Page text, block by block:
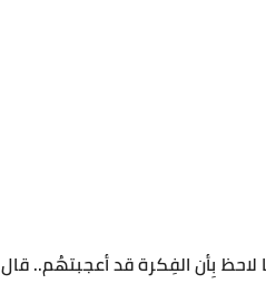
بِأن الفِكرة قد أعجبتهُم.. قال